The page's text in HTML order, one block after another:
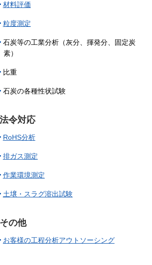
材料評価
粒度測定
石炭等の工業分析（灰分、揮発分、固定炭
素）
比重
石炭の各種性状試験
法令対応
RoHS分析
排ガス測定
作業環境測定
土壌・スラグ溶出試験
その他
お客様の工程分析アウトソーシング